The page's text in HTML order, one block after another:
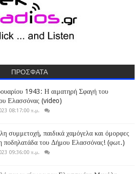
ΠΡΟΣΦΑΤΑ
1943: Η αιματηρή Σφαγή του
Ελασσόνας (video)
08:17:00 π.μ.
συμμετοχή, παιδικά χαμόγελα και όμορφες
η ποδηλατάδα του Δήμου Ελασσόνας! (φωτ.)
09:36:00 π.μ.